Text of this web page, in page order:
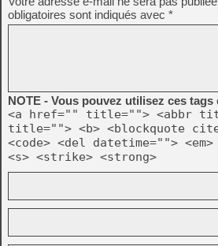
obligatoires sont indiqués avec *
NOTE - Vous pouvez utilisez ces
<a href="" title=""> <abbr
title=""> <b> <blockquote
<code> <del datetime="">
<s> <strike> <strong>